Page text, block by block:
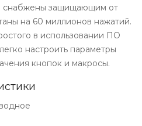
снабжены защищающим от
на 60 миллионов нажатий.
в использовании ПО
настроить параметры
кнопок и макросы.